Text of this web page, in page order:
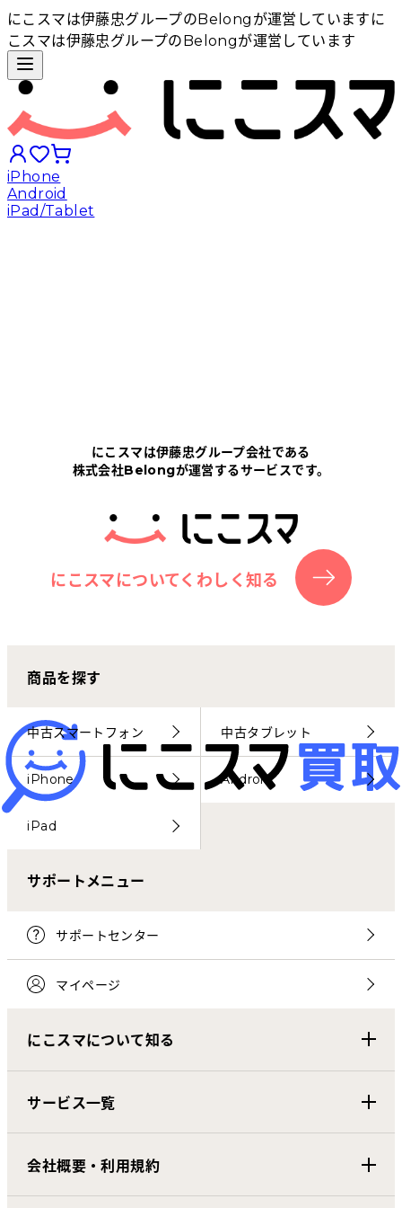
にこスマは伊藤忠グループのBelongが運営しています に
こスマは伊藤忠グループのBelongが運営しています
iPhone
Android
iPad/Tablet
にこスマについて
サポートセンター
お客さまの声
にこスマ通信
マイページ
にこスマは伊藤忠グループ会社である
株式会社Belongが運営するサービスです。
にこスマについてくわしく知る
商品を探す
中古スマートフォン 中古タブレット
iPhone Android
iPad
サポートメニュー
サポートセンター
マイページ
にこスマについて知る
サービス一覧
会社概要・利用規約